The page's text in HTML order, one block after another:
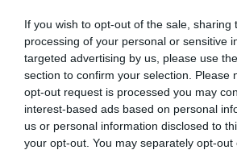
If you wish to opt-out of the sale, sharing
processing of your personal or sensitive
targeted advertising by us, please use
section to confirm your selection. Please
opt-out request is processed you may
interest-based ads based on personal
us or personal information disclosed to
your opt-out. You may separately opt-
Προσθήκη ως
πηγή στην
Ειδήσεις σήμερα